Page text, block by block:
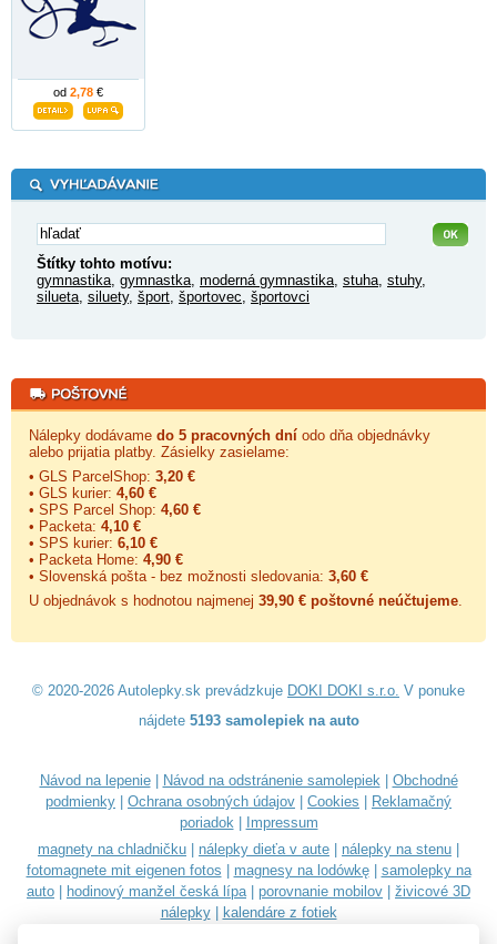
od 2,78 €
Štítky tohto motívu:
gymnastika gymnastka moderná gymnastika stuha stuhy,
silueta siluety, šport športovec športovci
Nálepky dodávame do 5 pracovných dní odo dňa objednávky
alebo prijatia platby. Zásielky zasielame:
• GLS ParcelShop: 3,20 €
• GLS kurier: 4,60 €
• SPS Parcel Shop: 4,60 €
• Packeta: 4,10 €
• SPS kurier: 6,10 €
• Packeta Home: 4,90 €
• Slovenská pošta - bez možnosti sledovania: 3,60 €
U objednávok s hodnotou najmenej 39,90 € poštovné neúčtujeme
© 2020-2026 Autolepky.sk prevádzkuje DOKI DOKI s.r.o. V ponuke
nájdete 5193 samolepiek na auto
Návod na lepenie| Návod na odstránenie samolepiek| Obchodné
podmienky
Ochrana osobných údajov Cookies
Reklamačný
poriadok|
Impressum
magnety na chladničku
nálepky dieťa v aute nálepky na stenu
fotomagnete mit eigenen fotos
magnesy na lodówkę| samolepky na
auto
hodinový manžel česká lípa| porovnanie mobilov
živicové 3D
nálepky| kalendáre z fotiek